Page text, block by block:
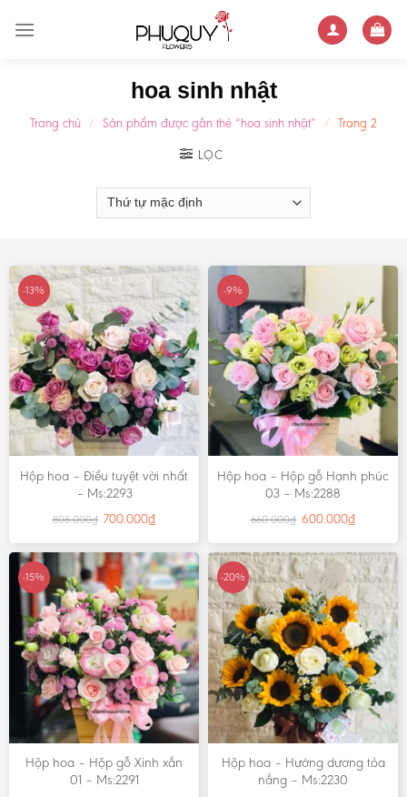
hoa sinh nhật
Trang chủ / Sản phẩm được gắn thẻ “hoa sinh nhật” / Trang 2
LỌC
-13%
Hộp hoa – Điều tuyệt vời nhất
– Ms:2293
808.000₫ 700.000₫
-9%
Hộp hoa – Hộp gỗ Hạnh phúc
03 – Ms:2288
660.000₫ 600.000₫
-15%
Hộp hoa – Hộp gỗ Xinh xắn
01 – Ms:2291
-20%
Hộp hoa – Hướng dương tỏa
nắng – Ms:2230